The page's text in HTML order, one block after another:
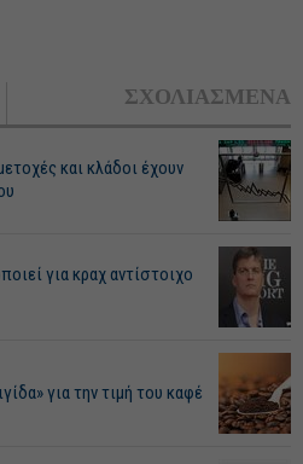
ΣΧΟΛΙΑΣΜΕΝΑ
και κλάδοι έχουν
για κραχ αντίστοιχο
για την τιμή του καφέ